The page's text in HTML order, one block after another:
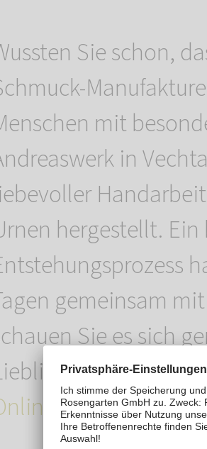
Sie schon,
mit
in
hergestellt.
gemeinsam
Sie es sich
Shop.